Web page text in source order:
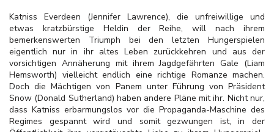
Katniss Everdeen (Jennifer Lawrence), die unfreiwillige und
etwas kratzbürstige Heldin der Reihe, will nach ihrem
bemerkenswerten Triumph bei den letzten Hungerspielen
eigentlich nur in ihr altes Leben zurückkehren und aus der
vorsichtigen Annäherung mit ihrem Jagdgefährten Gale (Liam
Hemsworth) vielleicht endlich eine richtige Romanze machen.
Doch die Mächtigen von Panem unter Führung von Präsident
Snow (Donald Sutherland) haben andere Pläne mit ihr. Nicht nur,
dass Katniss erbarmungslos vor die Propaganda-Maschine des
Regimes gespannt wird und somit gezwungen ist, in der